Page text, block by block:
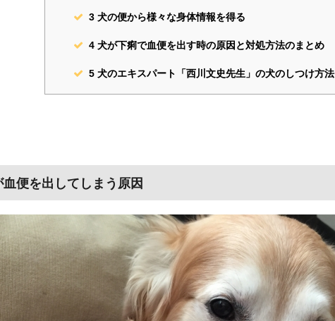
3 犬の便から様々な身体情報を得る
4 犬が下痢で血便を出す時の原因と対処方法のまとめ
5 犬のエキスパート「西川文史先生」の犬のしつけ方法
血便を出してしまう原因